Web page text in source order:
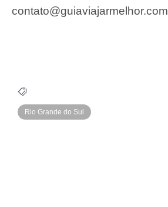
contato@guiaviajarmelhor.com
Rio Grande do Sul